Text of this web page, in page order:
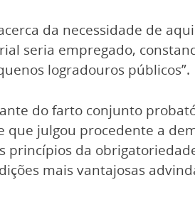
da necessidade de
seria empregado,
logradouros públicos”.
do farto conjunto
julgou procedente a
da
mais vantajosas